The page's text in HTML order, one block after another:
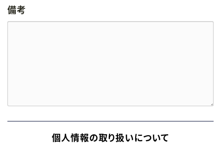
備考
個人情報の取り扱いについて